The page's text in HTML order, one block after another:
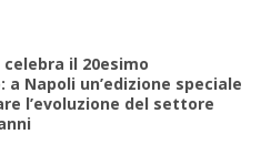
il 20esimo
a Napoli un’edizione speciale
l’evoluzione del settore